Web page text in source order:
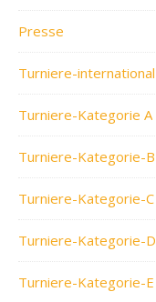
Presse
Turniere-international
Turniere-Kategorie A
Turniere-Kategorie-B
Turniere-Kategorie-C
Turniere-Kategorie-D
Turniere-Kategorie-E